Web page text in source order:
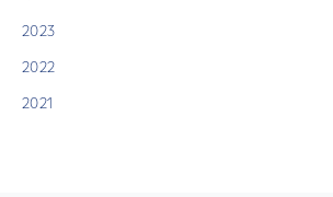
2023
2022
2021